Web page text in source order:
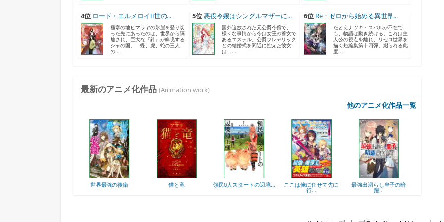
4位 ロード・エルメロイII世の...
極寒の地ヒマラヤの氷崖を登り切
った先にあったのは、世界から隔
離され、巨大な『針』が睥睨する
シャの国。 蝶、虎、蛇の三人
の...
5位 悪役令嬢はシングルマザーに...
国外追放された元公爵令嬢で、
様々な事情から今は女王の養女で
あるエステル。公爵フレデリック
との結婚式を間近に控えた彼女
は、...
6位 Re：ゼロから始める異世界...
たとえナツキ・スバルが不在で
も、物語は動き続ける。これは主
人公の視点を離れ、リゼロ世界を
描く短編集第十四弾。綴られる此
度...
最新のアニメ化作品 (Animation work)
他のアニメ化作品一覧
猫と竜 領民0人スタートの辺境... ここは俺に任せて先に
行...
最強出涸らし皇子の暗
躍...
落第賢者の学院無双